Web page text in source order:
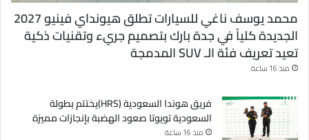
محمد يوسف ناغي للسيارات تطلق هيونداي فينيو 2027
الجديدة كلياً في جدة بارك بتصميم جريء وتقنيات ذكية
تعيد تعريف فئة الـ SUV المدمجة
منذ 16 ساعة
فريق هوندا السعودية (HRS)يختتم بطولة
السعودية تويوتا صعود الهضبة بإنجازات مميزة
منذ 16 ساعة